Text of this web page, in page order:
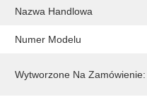
Nazwa Handlowa
Numer Modelu
Wytworzone Na Zamówienie: